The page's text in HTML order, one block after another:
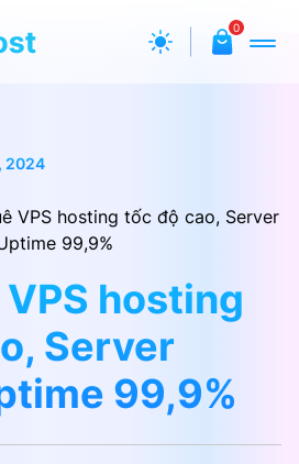
0
2024
VPS hosting tốc độ cao, Server
99,9%
hosting
Server
99,9%